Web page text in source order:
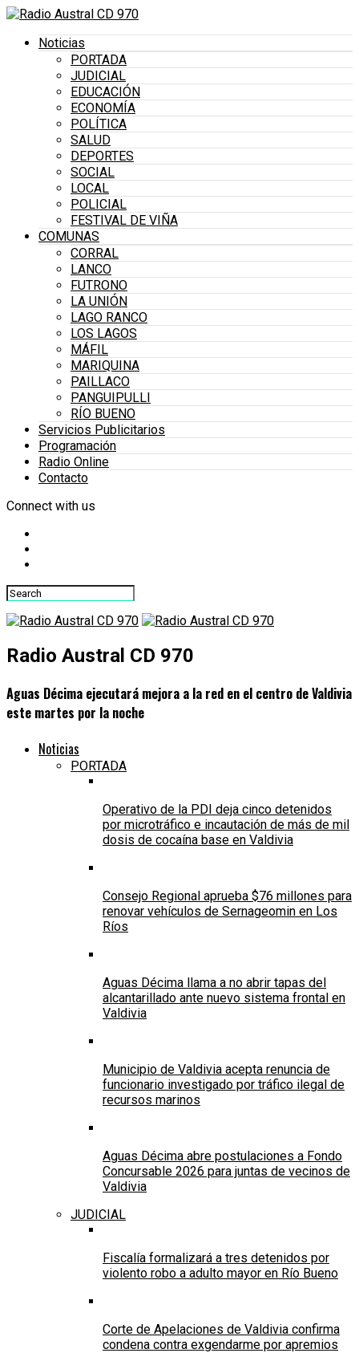
Noticias
PORTADA
JUDICIAL
EDUCACIÓN
ECONOMÍA
POLÍTICA
SALUD
DEPORTES
SOCIAL
LOCAL
POLICIAL
FESTIVAL DE VIÑA
COMUNAS
CORRAL
LANCO
FUTRONO
LA UNIÓN
LAGO RANCO
LOS LAGOS
MÁFIL
MARIQUINA
PAILLACO
PANGUIPULLI
RÍO BUENO
Servicios Publicitarios
Programación
Radio Online
Contacto
Connect with us
Radio Austral CD 970
Aguas Décima ejecutará mejora a la red en el centro de Valdivia
este martes por la noche
Noticias
PORTADA
Operativo de la PDI deja cinco detenidos
por microtráfico e incautación de más de mil
dosis de cocaína base en Valdivia
Consejo Regional aprueba $76 millones para
renovar vehículos de Sernageomin en Los
Ríos
Aguas Décima llama a no abrir tapas del
alcantarillado ante nuevo sistema frontal en
Valdivia
Municipio de Valdivia acepta renuncia de
funcionario investigado por tráfico ilegal de
recursos marinos
Aguas Décima abre postulaciones a Fondo
Concursable 2026 para juntas de vecinos de
Valdivia
JUDICIAL
Fiscalía formalizará a tres detenidos por
violento robo a adulto mayor en Río Bueno
Corte de Apelaciones de Valdivia confirma
condena contra exgendarme por apremios